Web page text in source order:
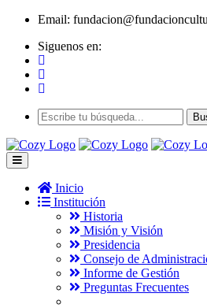
Email:
Siguenos en:
Inicio
Institución
Historia
Misión y Visión
Presidencia
Consejo de
Informe de Gestión
Preguntas Frecuentes